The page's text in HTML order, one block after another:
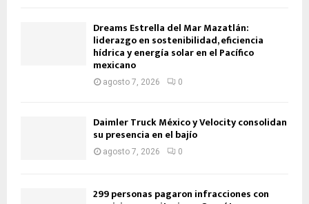
Dreams Estrella del Mar Mazatlán:
liderazgo en sostenibilidad, eficiencia
hídrica y energía solar en el Pacífico
mexicano
agosto 7, 2026 0
Daimler Truck México y Velocity consolidan
su presencia en el bajío
agosto 7, 2026 0
299 personas pagaron infracciones con